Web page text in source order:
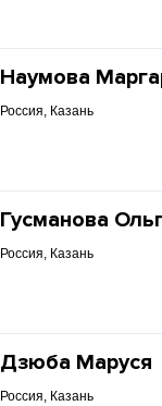
Наумова
Россия, Казань
Гусманова
Россия, Казань
Дзюба Маруся
Россия, Казань